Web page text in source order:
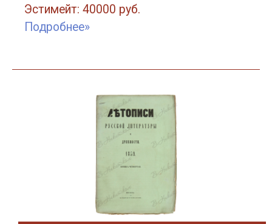
Эстимейт: 40000 руб.
Подробнее»